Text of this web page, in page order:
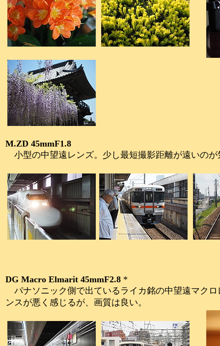
M.ZD 45mmF1.8
小型の中望遠レンズ。少し最短撮影距離が遠いの
DG Macro Elmarit 45mmF2.8 *
パナソニック側で出ているライカ銘の中望遠マク
ンスが悪く感じるが、画質は良い。